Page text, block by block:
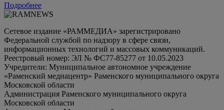
Подробнее
Сетевое издание «РАММЕДИА» зарегистрировано
Федеральной службой по надзору в сфере связи,
информационных технологий и массовых коммуникаций.
Реестровый номер: ЭЛ № ФС77-85277 от 10.05.2023
Учредители: Муниципальное автономное учреждение
«Раменский медиацентр» Раменского муниципального округа
Московской области
Администрация Раменского муниципального округа
Московской области